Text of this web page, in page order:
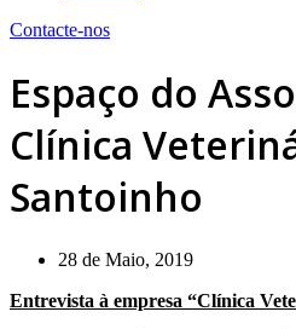
Contacte-nos
Espaço do
Clínica
Santoinho
28 de Maio, 2019
Entrevista à empresa “Clínica